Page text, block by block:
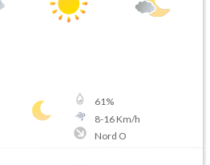
61%
8-16Km/h
Nord O